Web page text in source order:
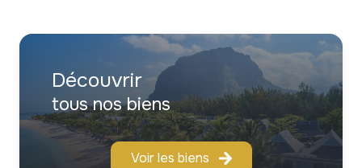
Découvrir
tous nos biens
Voir les biens